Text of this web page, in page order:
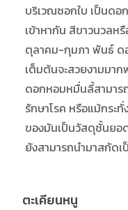
บริเวณซอกใบ เป็นดอ
เข้าหากัน สีขาวนวลห
ตุลาคม-กุมภา พันธ์ ด
เต็มต้นจะสวยงามมา
ดอกหอมหมื่นลี้สามาร
รักษาโรค หรือแม้กระ
ของมันเป็นวัสดุชั้นยอ
ยังสามารถนำมาสกัด
ตะเคียนหนู